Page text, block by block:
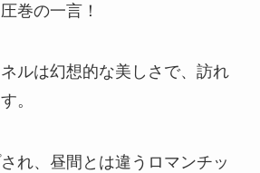
巻の一言！
ルは幻想的な美しさで、訪れ
。
れ、昼間とは違うロマンチッ